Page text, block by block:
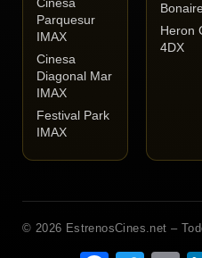
Cinesa
Parquesur
IMAX
Cinesa
Diagonal Mar
IMAX
Festival Park
IMAX
Heron
4DX
© 2026 EstrenosCines.net –